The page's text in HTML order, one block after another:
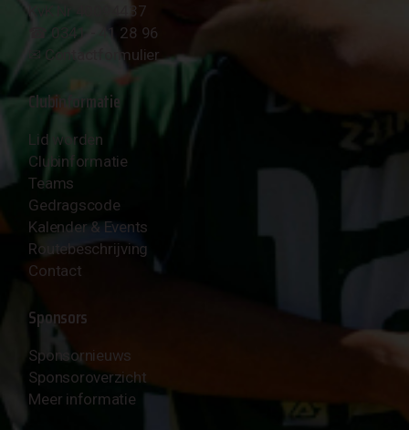
KvK Nr 40094437
☎︎ 0341 - 41 28 96
✉︎ Contactformulier
Clubinformatie
Lid worden
Clubinformatie
Teams
Gedragscode
Kalender & Events
Routebeschrijving
Contact
Sponsors
Sponsornieuws
Sponsoroverzicht
Meer informatie